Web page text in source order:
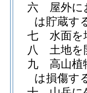
六
屋外
は貯蔵す
七
水面を
八
土地を
九
高山植
は損傷す